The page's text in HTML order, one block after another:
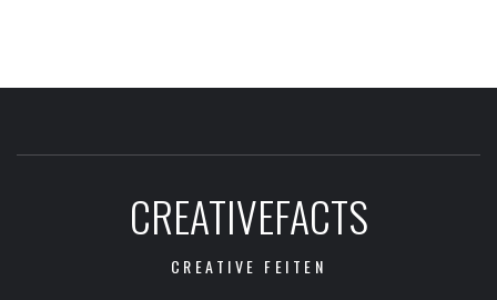
CREATIVEFACTS
CREATIVE FEITEN